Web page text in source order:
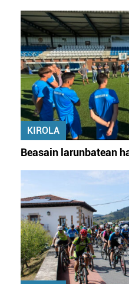
KIROLA
Beasain larunbatean